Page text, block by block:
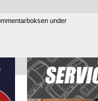
under